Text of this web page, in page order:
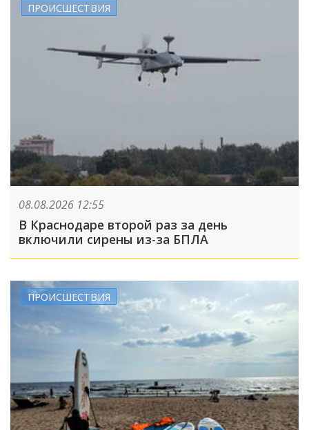
ПРОИСШЕСТВИЯ
08.08.2026 12:55
В Краснодаре второй раз за день
включили сирены из-за БПЛА
ПРОИСШЕСТВИЯ